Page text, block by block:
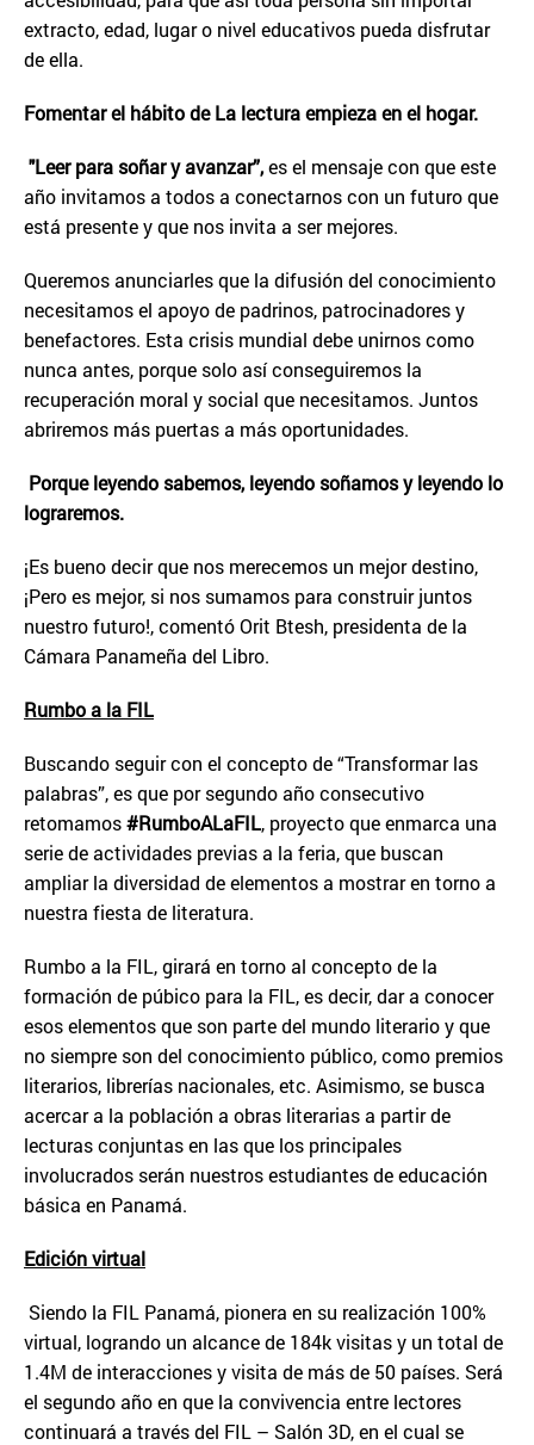
extracto, edad, lugar o nivel educativos pueda disfrutar
de ella.
Fomentar el hábito de La lectura empieza en el hogar.
"Leer para soñar y avanzar”,es el mensaje con que este
año invitamos a todos a conectarnos con un futuro que
está presente y que nos invita a ser mejores.
Queremos anunciarles que la difusión del conocimiento
necesitamos el apoyo de padrinos, patrocinadores y
benefactores. Esta crisis mundial debe unirnos como
nunca antes, porque solo así conseguiremos la
recuperación moral y social que necesitamos. Juntos
abriremos más puertas a más oportunidades.
Porque leyendo sabemos, leyendo soñamos y leyendo lo
lograremos.
¡Es bueno decir que nos merecemos un mejor destino,
¡Pero es mejor, si nos sumamos para construir juntos
nuestro futuro!, comentó Orit Btesh, presidenta de la
Cámara Panameña del Libro.
Rumbo a la FIL
Buscando seguir con el concepto de “Transformar las
palabras”, es que por segundo año consecutivo
retomamos#RumboALaFIL, proyecto que enmarca una
serie de actividades previas a la feria, que buscan
ampliar la diversidad de elementos a mostrar en torno a
nuestra fiesta de literatura.
Rumbo a la FIL, girará en torno al concepto de la
formación de púbico para la FIL, es decir, dar a conocer
esos elementos que son parte del mundo literario y que
no siempre son del conocimiento público, como premios
literarios, librerías nacionales, etc. Asimismo, se busca
acercar a la población a obras literarias a partir de
lecturas conjuntas en las que los principales
involucrados serán nuestros estudiantes de educación
básica en Panamá.
Edición virtual
Siendo la FIL Panamá, pionera en su realización 100%
virtual, logrando un alcance de 184k visitas y un total de
1.4M de interacciones y visita de más de 50 países. Será
el segundo año en que la convivencia entre lectores
continuará a través del FIL – Salón 3D, en el cual se